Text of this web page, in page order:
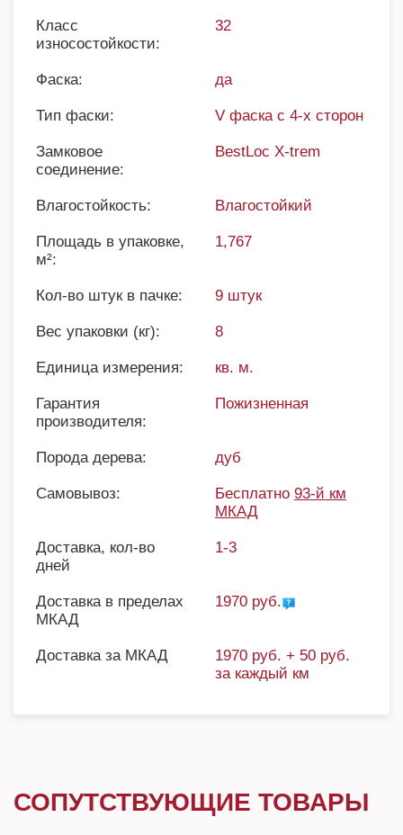
Класс
износостойкости:
32
Фаска: да
Тип фаски: V фаска с 4-х сторон
Замковое
соединение:
BestLoc X-trem
Влагостойкость: Влагостойкий
Площадь в упаковке,
м²:
1,767
Кол-во штук в пачке: 9 штук
Вес упаковки (кг): 8
Единица измерения: кв. м.
Гарантия
производителя:
Пожизненная
Порода дерева: дуб
Самовывоз: Бесплатно 93-й км
МКАД
Доставка, кол-во
дней
1-3
Доставка в пределах
МКАД
1970 руб.
Доставка за МКАД
1970 руб. + 50 руб.
за каждый км
СОПУТСТВУЮЩИЕ ТОВАРЫ